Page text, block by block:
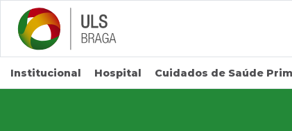
Saltar para conteúdo principal
Institucional Hospital Cuidados de Saúde